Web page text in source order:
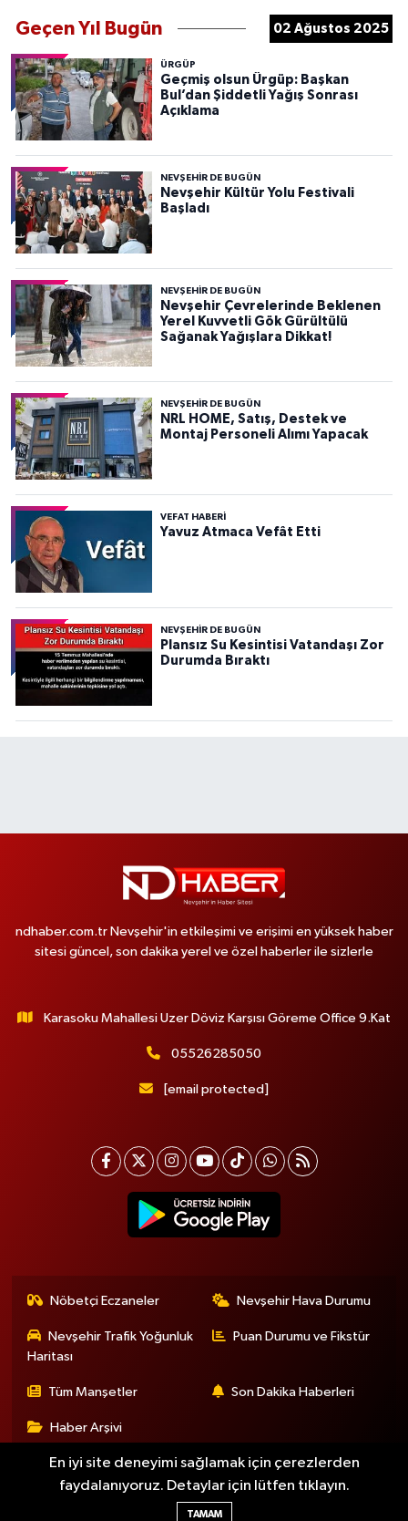
Geçen Yıl Bugün 02 Ağustos 2025
ÜRGÜP
Geçmiş olsun Ürgüp: Başkan
Bul’dan Şiddetli Yağış Sonrası
Açıklama
NEVŞEHIR DE BUGÜN
Nevşehir Kültür Yolu Festivali
Başladı
NEVŞEHIR DE BUGÜN
Nevşehir Çevrelerinde Beklenen
Yerel Kuvvetli Gök Gürültülü
Sağanak Yağışlara Dikkat!
NEVŞEHIR DE BUGÜN
NRL HOME, Satış, Destek ve
Montaj Personeli Alımı Yapacak
VEFAT HABERI
Yavuz Atmaca Vefât Etti
NEVŞEHIR DE BUGÜN
Plansız Su Kesintisi Vatandaşı Zor
Durumda Bıraktı
ndhaber.com.tr Nevşehir'in etkileşimi ve erişimi en yüksek haber
sitesi güncel, son dakika yerel ve özel haberler ile sizlerle
Karasoku Mahallesi Uzer Döviz Karşısı Göreme Office 9.Kat
05526285050
[email protected]
Nöbetçi Eczaneler Nevşehir Hava Durumu
Nevşehir Trafik Yoğunluk
Haritası
Puan Durumu ve Fikstür
Tüm Manşetler Son Dakika Haberleri
Haber Arşivi
Haber Yazılımı:
En iyi site deneyimi sağlamak için çerezlerden
faydalanıyoruz. Detaylar için lütfen tıklayın.
TAMAM